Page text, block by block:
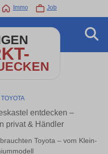
Immo Job
TOYOTA
entdecken –
privat & Händler
Toyota – vom Klein-